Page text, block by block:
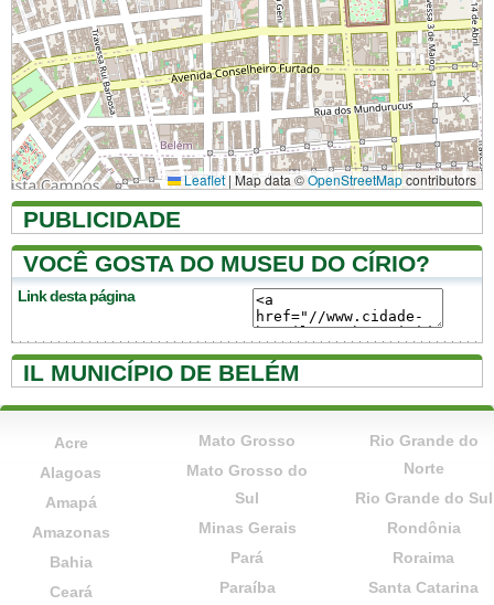
Leaflet | Map data ©OpenStreetMapcontributors
PUBLICIDADE
VOCÊ GOSTA DO MUSEU DO CÍRIO?
Link desta página
IL MUNICÍPIO DE BELÉM
Acre
Alagoas
Amapá
Amazonas
Bahia
Ceará
Mato Grosso
Mato Grosso do
Sul
Minas Gerais
Pará
Paraíba
Rio Grande do
Norte
Rio Grande do Sul
Rondônia
Roraima
Santa Catarina